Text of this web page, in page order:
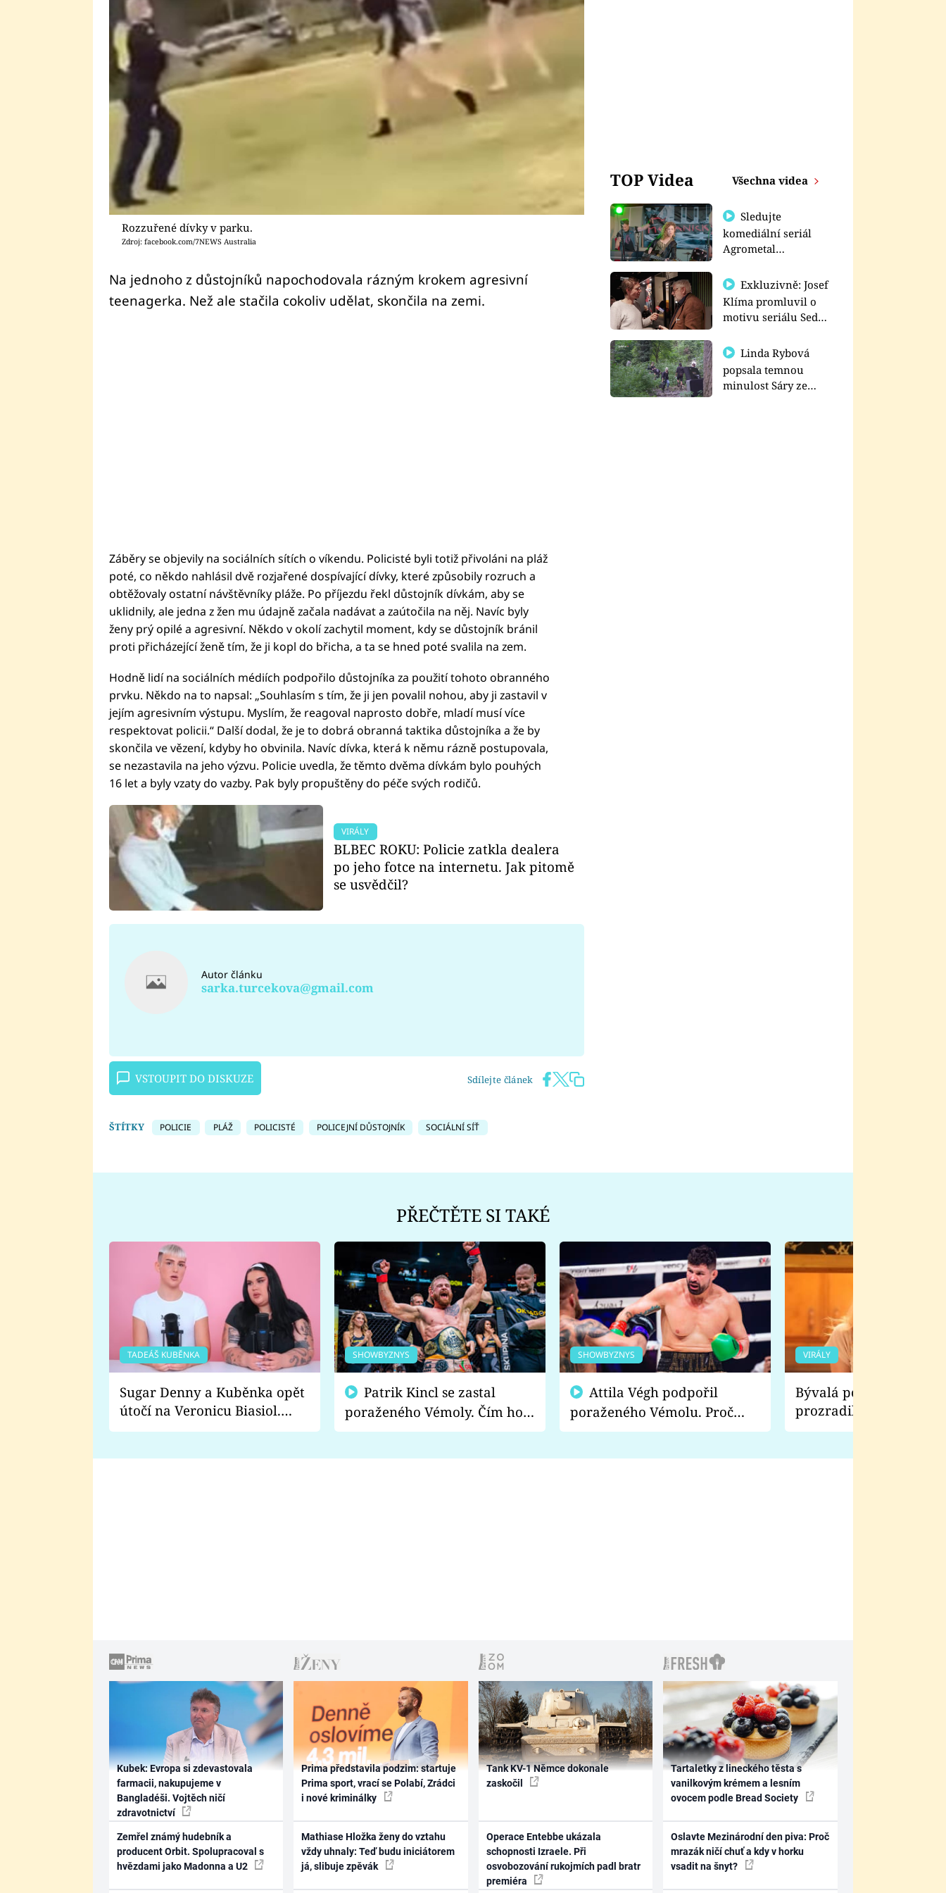
Rozzuřené dívky v parku.
Zdroj: facebook.com/7NEWS Australia
Na jednoho z důstojníků napochodovala rázným krokem agresivní
teenagerka. Než ale stačila cokoliv udělat, skončila na zemi.
Záběry se objevily na sociálních sítích o víkendu. Policisté byli totiž přivoláni na pláž
poté, co někdo nahlásil dvě rozjařené dospívající dívky, které způsobily rozruch a
obtěžovaly ostatní návštěvníky pláže. Po příjezdu řekl důstojník dívkám, aby se
uklidnily, ale jedna z žen mu údajně začala nadávat a zaútočila na něj. Navíc byly
ženy prý opilé a agresivní. Někdo v okolí zachytil moment, kdy se důstojník bránil
proti přicházející ženě tím, že ji kopl do břicha, a ta se hned poté svalila na zem.
Hodně lidí na sociálních médiích podpořilo důstojníka za použití tohoto obranného
prvku. Někdo na to napsal: „Souhlasím s tím, že ji jen povalil nohou, aby ji zastavil v
jejím agresivním výstupu. Myslím, že reagoval naprosto dobře, mladí musí více
respektovat policii.“ Další dodal, že je to dobrá obranná taktika důstojníka a že by
skončila ve vězení, kdyby ho obvinila. Navíc dívka, která k němu rázně postupovala,
se nezastavila na jeho výzvu. Policie uvedla, že těmto dvěma dívkám bylo pouhých
16 let a byly vzaty do vazby. Pak byly propuštěny do péče svých rodičů.
VIRÁLY
BLBEC ROKU: Policie zatkla dealera
po jeho fotce na internetu. Jak pitomě
se usvědčil?
Autor článku
sarka.turcekova@gmail.com
VSTOUPIT DO DISKUZE Sdílejte článek
ŠTÍTKY POLICIE PLÁŽ POLICISTÉ POLICEJNÍ DŮSTOJNÍK SOCIÁLNÍ SÍŤ
TOP Videa Všechna videa
Sledujte
komediální seriál
Agrometal
prima+
Exkluzivně: Josef
Klíma promluvil o
motivu seriálu Sedm
Linda Rybová
popsala temnou
minulost Sáry ze
PŘEČTĚTE SI TAKÉ
TADEÁŠ KUBĚNKA
Sugar Denny a Kuběnka opět
útočí na Veronicu Biasiol.
Proč je podle nich falešná a
SHOWBYZNYS
poraženého Vémoly. Čím ho
fanoušci naštvali?
SHOWBYZNYS
poraženého Vémolu. Proč
chce raději zápasit s ním než
VIRÁLY
Bývalá pornoherečka
prozradila, co ji
natáčení Euforie.
Kubek: Evropa si zdevastovala
farmacii, nakupujeme v
Bangladéši. Vojtěch ničí
zdravotnictví
Zemřel známý hudebník a
producent Orbit. Spolupracoval s
hvězdami jako Madonna a U2
Prima představila podzim: startuje
Prima sport, vrací se Polabí, Zrádci
i nové kriminálky
Mathiase Hložka ženy do vztahu
vždy uhnaly: Teď budu iniciátorem
já, slibuje zpěvák
Tank KV-1 Němce dokonale
zaskočil
Operace Entebbe ukázala
schopnosti Izraele. Při
osvobozování rukojmích padl bratr
premiéra
Tartaletky z lineckého těsta s
vanilkovým krémem a lesním
ovocem podle Bread Society
Oslavte Mezinárodní den piva: Proč
mrazák ničí chuť a kdy v horku
vsadit na šnyt?